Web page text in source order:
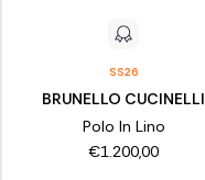
SS26
BRUNELLO CUCINELLI
Polo In Lino
€1.200,00